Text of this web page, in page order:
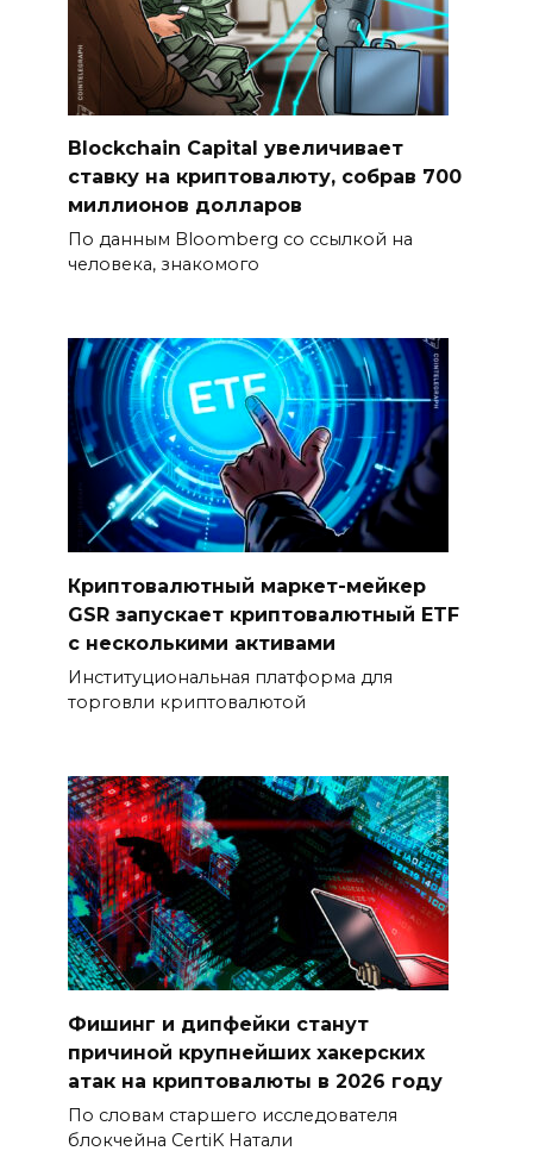
Blockchain Capital увеличивает
ставку на криптовалюту, собрав 700
миллионов долларов
По данным Bloomberg со ссылкой на
человека, знакомого
Криптовалютный маркет-мейкер
GSR запускает криптовалютный ETF
с несколькими активами
Институциональная платформа для
торговли криптовалютой
Фишинг и дипфейки станут
причиной крупнейших хакерских
атак на криптовалюты в 2026 году
По словам старшего исследователя
блокчейна CertiK Натали